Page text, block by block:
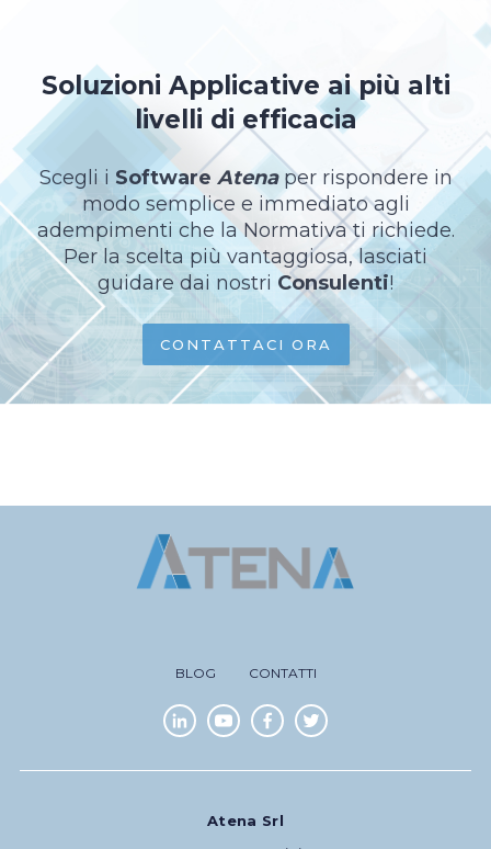
Soluzioni Applicative ai più alti
livelli di efficacia
Scegli i Software Atena per rispondere in
modo semplice e immediato agli
adempimenti che la Normativa ti richiede.
Per la scelta più vantaggiosa, lasciati
guidare dai nostri Consulenti!
CONTATTACI ORA
Atena Srl
BLOG CONTATTI